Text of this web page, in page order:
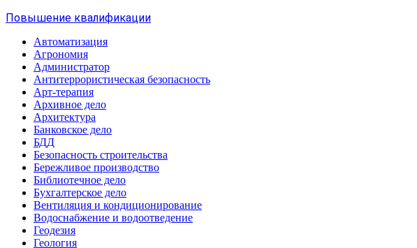
Повышение квалификации
Автоматизация
Агрономия
Администратор
Антитеррористическая безопасность
Арт-терапия
Архивное дело
Архитектура
Банковское дело
БДД
Безопасность строительства
Бережливое производство
Библиотечное дело
Бухгалтерское дело
Вентиляция и кондиционирование
Водоснабжение и водоотведение
Геодезия
Геология